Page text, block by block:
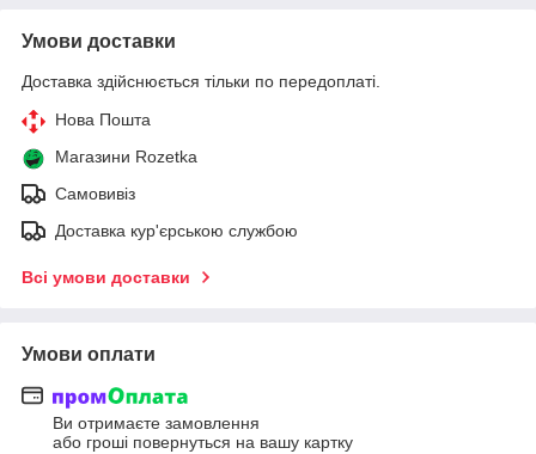
Умови доставки
Доставка здійснюється тільки по передоплаті.
Нова Пошта
Магазини Rozetka
Самовивіз
Доставка кур'єрською службою
Всі умови доставки
Умови оплати
Ви отримаєте замовлення
або гроші повернуться на вашу картку